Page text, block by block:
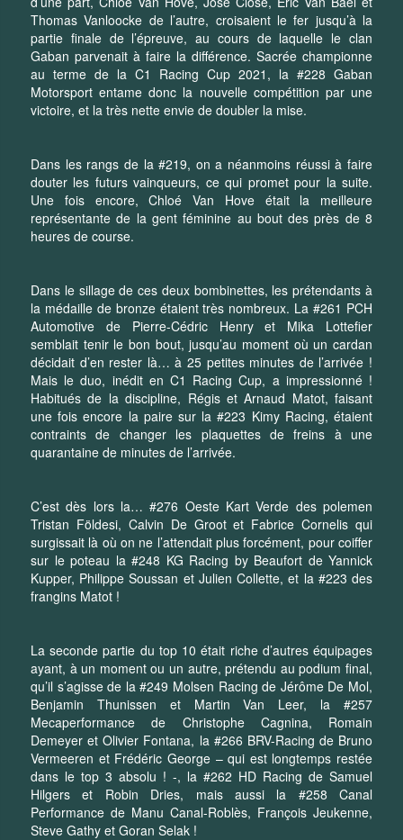
Thomas Vanloocke de l’autre, croisaient le fer jusqu’à la
partie finale de l’épreuve, au cours de laquelle le clan
Gaban parvenait à faire la différence. Sacrée championne
au terme de la C1 Racing Cup 2021, la #228 Gaban
Motorsport entame donc la nouvelle compétition par une
victoire, et la très nette envie de doubler la mise.
Dans les rangs de la #219, on a néanmoins réussi à faire
douter les futurs vainqueurs, ce qui promet pour la suite.
Une fois encore, Chloé Van Hove était la meilleure
représentante de la gent féminine au bout des près de 8
heures de course.
Dans le sillage de ces deux bombinettes, les prétendants à
la médaille de bronze étaient très nombreux. La #261 PCH
Automotive de Pierre-Cédric Henry et Mika Lottefier
semblait tenir le bon bout, jusqu’au moment où un cardan
décidait d’en rester là… à 25 petites minutes de l’arrivée !
Mais le duo, inédit en C1 Racing Cup, a impressionné !
Habitués de la discipline, Régis et Arnaud Matot, faisant
une fois encore la paire sur la #223 Kimy Racing, étaient
contraints de changer les plaquettes de freins à une
quarantaine de minutes de l’arrivée.
C’est dès lors la… #276 Oeste Kart Verde des polemen
Tristan Földesi, Calvin De Groot et Fabrice Cornelis qui
surgissait là où on ne l’attendait plus forcément, pour coiffer
sur le poteau la #248 KG Racing by Beaufort de Yannick
Kupper, Philippe Soussan et Julien Collette, et la #223 des
frangins Matot !
La seconde partie du top 10 était riche d’autres équipages
ayant, à un moment ou un autre, prétendu au podium final,
qu’il s’agisse de la #249 Molsen Racing de Jérôme De Mol,
Benjamin Thunissen et Martin Van Leer, la #257
Mecaperformance de Christophe Cagnina, Romain
Demeyer et Olivier Fontana, la #266 BRV-Racing de Bruno
Vermeeren et Frédéric George – qui est longtemps restée
dans le top 3 absolu ! -, la #262 HD Racing de Samuel
Hilgers et Robin Dries, mais aussi la #258 Canal
Performance de Manu Canal-Roblès, François Jeukenne,
Steve Gathy et Goran Selak !